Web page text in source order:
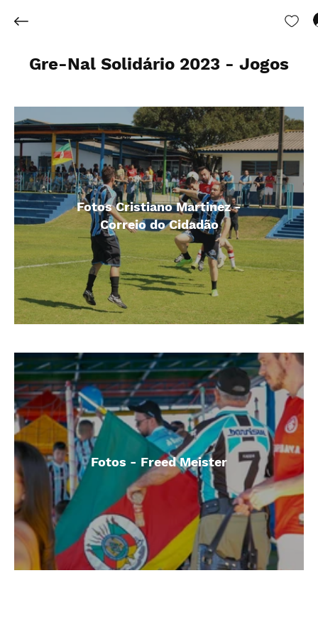
Fotos Cristiano Martinez -
Correio do Cidadão
Fotos - Freed Meister
Gre-Nal Solidário 2023 - Jogos